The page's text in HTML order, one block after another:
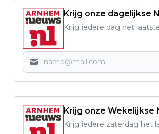
Krijg onze dagelijkse
Krijg iedere dag het
Krijg onze Wekelijkse
Krijg iedere zaterdag het